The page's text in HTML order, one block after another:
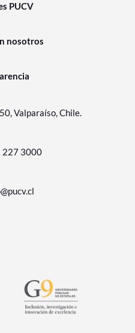
PUCV
nosotros
Valparaíso, Chile.
227 3000